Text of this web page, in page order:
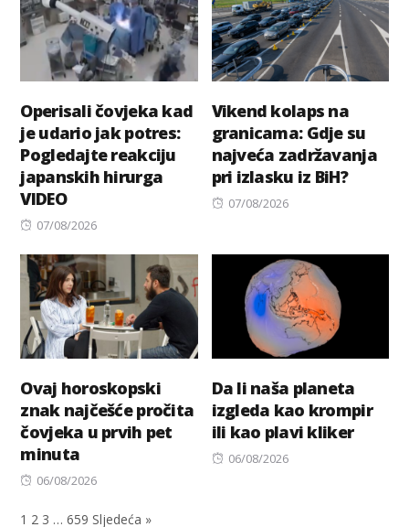
Operisali čovjeka kad
je udario jak potres:
Pogledajte reakciju
japanskih hirurga
VIDEO
Posted
07/08/2026
Vikend kolaps na
granicama: Gdje su
najveća zadržavanja
pri izlasku iz BiH?
Posted
07/08/2026
Ovaj horoskopski
znak najčešće pročita
čovjeka u prvih pet
minuta
Posted
06/08/2026
Da li naša planeta
izgleda kao krompir
ili kao plavi kliker
Posted
06/08/2026
1 2 3 … 659 Sljedeća »